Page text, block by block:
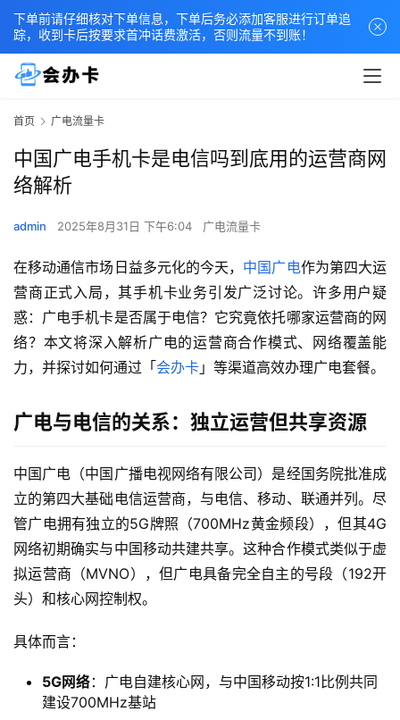
首页 广电流量卡
中国广电手机卡是电信吗到底用的运营商网
络解析
admin 2025年8月31日 下午6:04 广电流量卡
在移动通信市场日益多元化的今天， 中国广电作为第四大运
营商正式入局，其手机卡业务引发广泛讨论。许多用户疑
惑：广电手机卡是否属于电信？它究竟依托哪家运营商的网
络？本文将深入解析广电的运营商合作模式、网络覆盖能
力，并探讨如何通过「会办卡 」等渠道高效办理广电套餐。
广电与电信的关系：独立运营但共享资源
中国广电（中国广播电视网络有限公司）是经国务院批准成
立的第四大基础电信运营商，与电信、移动、联通并列。尽
管广电拥有独立的5G牌照（700MHz黄金频段），但其4G
网络初期确实与中国移动共建共享。这种合作模式类似于虚
拟运营商（MVNO），但广电具备完全自主的号段（192开
头）和核心网控制权。
具体而言：
5G网络：广电自建核心网，与中国移动按1:1比例共同
建设700MHz基站
下单前请仔细核对下单信息，下单后务必添加客服进行订单追
踪，收到卡后按要求首冲话费激活，否则流量不到账！